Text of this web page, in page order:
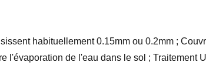
habituellement 0.15mm ou 0.2mm ;
l'évaporation de l'eau dans le sol ; Traitement